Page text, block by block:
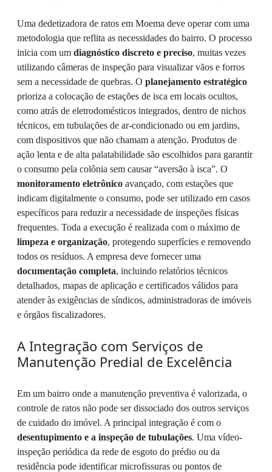
Uma dedetizadora de ratos em Moema deve operar com uma
metodologia que reflita as necessidades do bairro. O processo
inicia com um diagnóstico discreto e preciso, muitas vezes
utilizando câmeras de inspeção para visualizar vãos e forros
sem a necessidade de quebras. O planejamento estratégico
prioriza a colocação de estações de isca em locais ocultos,
como atrás de eletrodomésticos integrados, dentro de nichos
técnicos, em tubulações de ar-condicionado ou em jardins,
com dispositivos que não chamam a atenção. Produtos de
ação lenta e de alta palatabilidade são escolhidos para garantir
o consumo pela colônia sem causar “aversão à isca”. O
monitoramento eletrônico avançado, com estações que
indicam digitalmente o consumo, pode ser utilizado em casos
específicos para reduzir a necessidade de inspeções físicas
frequentes. Toda a execução é realizada com o máximo de
limpeza e organização, protegendo superfícies e removendo
todos os resíduos. A empresa deve fornecer uma
documentação completa, incluindo relatórios técnicos
detalhados, mapas de aplicação e certificados válidos para
atender às exigências de síndicos, administradoras de imóveis
e órgãos fiscalizadores.
A Integração com Serviços de
Manutenção Predial de Excelência
Em um bairro onde a manutenção preventiva é valorizada, o
controle de ratos não pode ser dissociado dos outros serviços
de cuidado do imóvel. A principal integração é com o
desentupimento e a inspeção de tubulações. Uma vídeo-
inspeção periódica da rede de esgoto do prédio ou da
residência pode identificar microfissuras ou pontos de